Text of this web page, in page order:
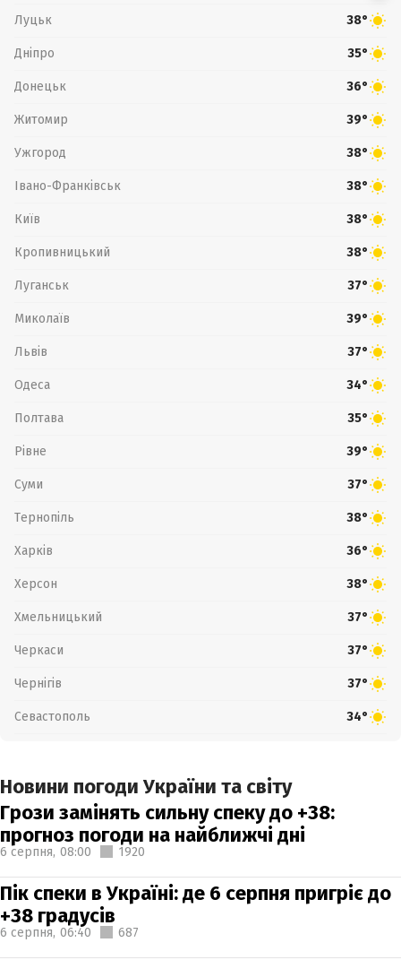
Луцьк 38°
Дніпро 35°
Донецьк 36°
Житомир 39°
Ужгород 38°
Івано-Франківськ 38°
Київ 38°
Кропивницький 38°
Луганськ 37°
Миколаїв 39°
Львів 37°
Одеса 34°
Полтава 35°
Рівне 39°
Суми 37°
Тернопіль 38°
Харків 36°
Херсон 38°
Хмельницький 37°
Черкаси 37°
Чернігів 37°
Севастополь 34°
Новини погоди України та світу
Грози замінять сильну спеку до +38:
прогноз погоди на найближчі дні
6 серпня, 08:00 1920
Пік спеки в Україні: де 6 серпня пригріє до
+38 градусів
6 серпня, 06:40 687